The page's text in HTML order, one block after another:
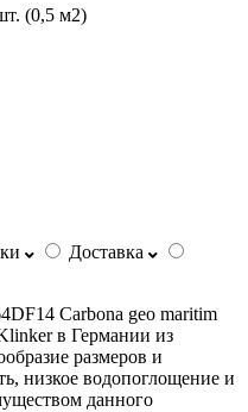
(0,5 м2)
Доставка
Carbona geo maritim
в Германии из
размеров и
низкое водопоглощение и
данного